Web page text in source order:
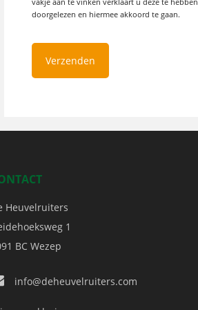
doorgelezen en hiermee akkoord te gaan.
Heuvelruiters
1
BC Wezep
info@deheuvelruiters.com